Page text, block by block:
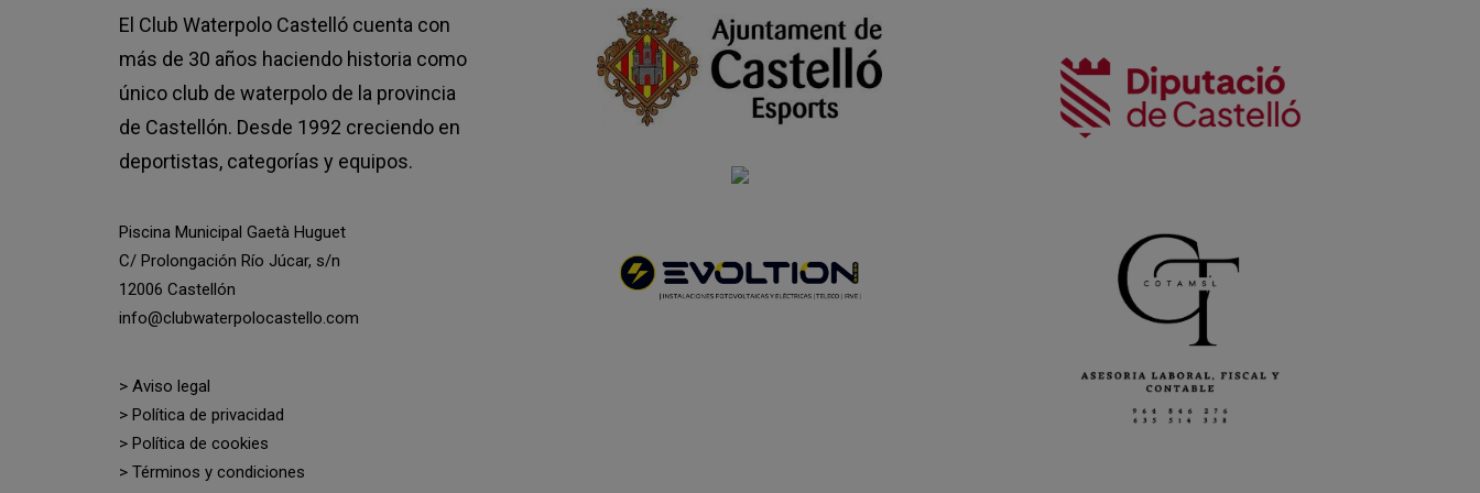
El Club Waterpolo Castelló cuenta con
más de 30 años haciendo historia como
único club de waterpolo de la provincia
de Castellón. Desde 1992 creciendo en
deportistas, categorías y equipos.
Piscina Municipal Gaetà Huguet
C/ Prolongación Río Júcar, s/n
12006 Castellón
info@clubwaterpolocastello.com
> Aviso legal
> Política de privacidad
> Política de cookies
> Términos y condiciones